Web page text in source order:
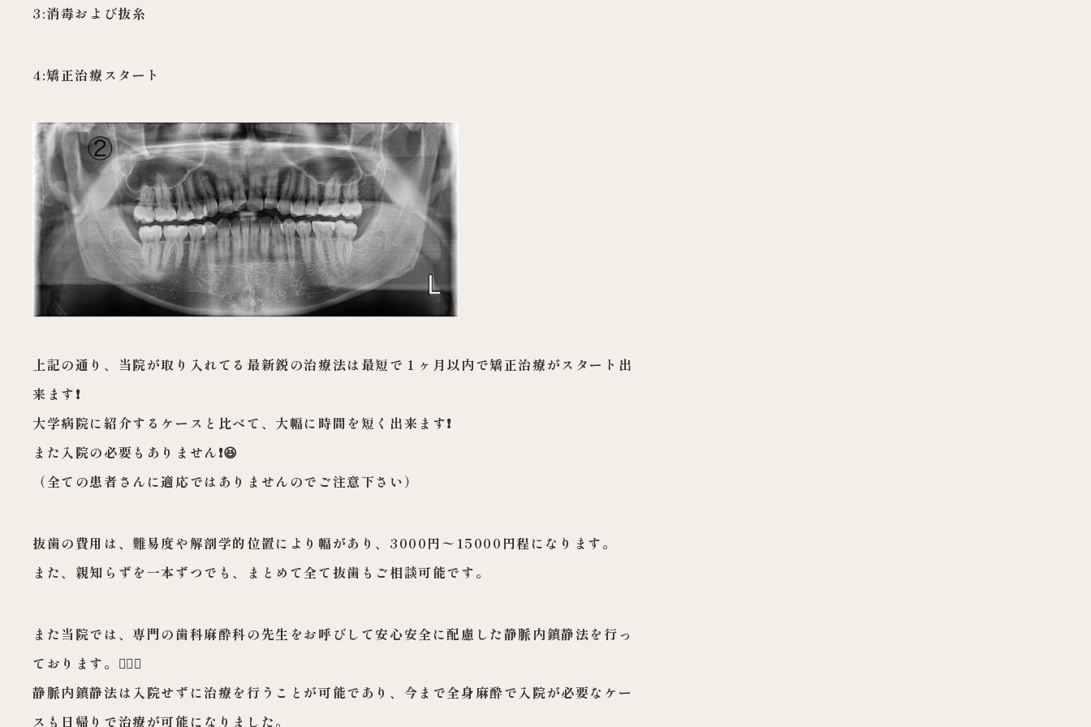
3:消毒および抜糸
4:矯正治療スタート
上記の通り、当院が取り入れてる最新鋭の治療法は最短で１ヶ月以内で矯正治療がスタート出
来ます❗️
大学病院に紹介するケースと比べて、大幅に時間を短く出来ます❗️
また入院の必要もありません❗️😆
（全ての患者さんに適応ではありませんのでご注意下さい）
抜歯の費用は、難易度や解剖学的位置により幅があり、3000円〜15000円程になります。
また、親知らずを一本ずつでも、まとめて全て抜歯もご相談可能です。
また当院では、専門の歯科麻酔科の先生をお呼びして安心安全に配慮した静脈内鎮静法を行っ
ております。👩‍⚕️✨
静脈内鎮静法は入院せずに治療を行うことが可能であり、今まで全身麻酔で入院が必要なケー
スも日帰りで治療が可能になりました。